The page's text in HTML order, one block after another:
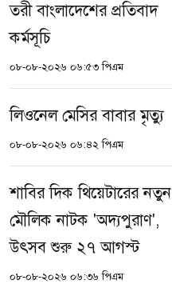
তরী বাংলাদেশের প্রতিবাদ
কর্মসূচি
০৮-০৮-২০২৬ ০৬:৫৩ পিএম
লিওনেল মেসির বাবার মৃত্যু
০৮-০৮-২০২৬ ০৬:৪২ পিএম
শাবির দিক থিয়েটারের নতুন
মৌলিক নাটক 'অদ্যপুরাণ',
উৎসব শুরু ২৭ আগস্ট
০৮-০৮-২০২৬ ০৬:৩৬ পিএম